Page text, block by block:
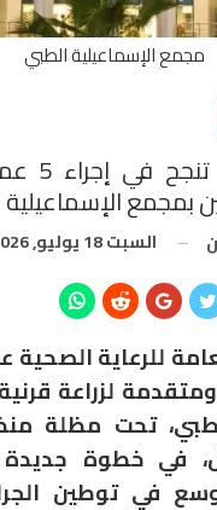
مجمع الإسماعيلية الطبي
بمجمع
السبت 18 يوليو, 2026 1:35 م
لزراعة
تحت مظلة
في خطوة
في توطين